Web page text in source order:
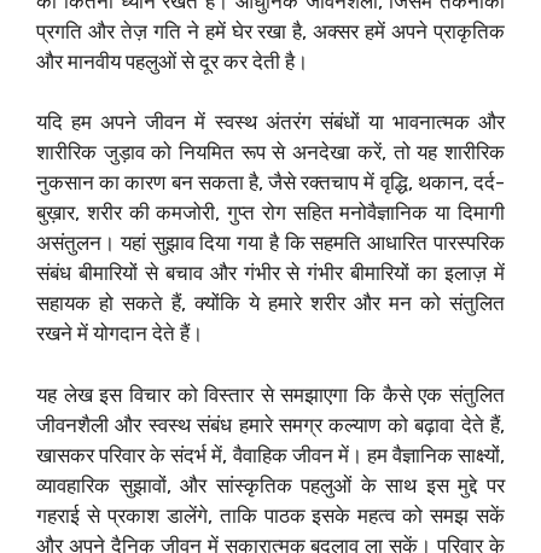
प्रगति और तेज़ गति ने हमें घेर रखा है, अक्सर हमें अपने प्राकृतिक
और मानवीय पहलुओं से दूर कर देती है।
यदि हम अपने जीवन में स्वस्थ अंतरंग संबंधों या भावनात्मक और
शारीरिक जुड़ाव को नियमित रूप से अनदेखा करें, तो यह शारीरिक
नुकसान का कारण बन सकता है, जैसे रक्तचाप में वृद्धि, थकान, दर्द-
बुख़ार, शरीर की कमजोरी, गुप्त रोग सहित मनोवैज्ञानिक या दिमागी
असंतुलन। यहां सुझाव दिया गया है कि सहमति आधारित पारस्परिक
संबंध बीमारियों से बचाव और गंभीर से गंभीर बीमारियों का इलाज़ में
सहायक हो सकते हैं, क्योंकि ये हमारे शरीर और मन को संतुलित
रखने में योगदान देते हैं।
यह लेख इस विचार को विस्तार से समझाएगा कि कैसे एक संतुलित
जीवनशैली और स्वस्थ संबंध हमारे समग्र कल्याण को बढ़ावा देते हैं,
खासकर परिवार के संदर्भ में, वैवाहिक जीवन में। हम वैज्ञानिक साक्ष्यों,
व्यावहारिक सुझावों, और सांस्कृतिक पहलुओं के साथ इस मुद्दे पर
गहराई से प्रकाश डालेंगे, ताकि पाठक इसके महत्व को समझ सकें
और अपने दैनिक जीवन में सकारात्मक बदलाव ला सकें। परिवार के